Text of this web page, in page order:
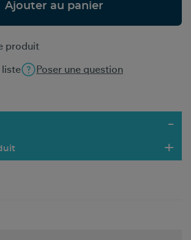
Ajouter au panier
liste Poser une question
produit